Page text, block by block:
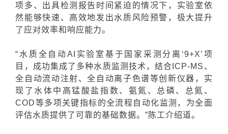
项多、出具检测报告时间紧迫的情况下，实验室依
然能够快速、高效地发出水质风险预警，极大提升
了应对效率和响应能力。
“ 水质全自动AI实验室 基于国家采测分离‘9+X’项
目，成功集成了多种水质监测技术，结合ICP-MS、
全自动流动注射、全自动离子色谱等创新仪器，实
现了水体中高锰酸盐指数、氨氮、总磷、总氮、
COD等多项关键指标的全流程自动化监测，为全面
评估水质提供了可靠的基础数据。”陈工介绍道。